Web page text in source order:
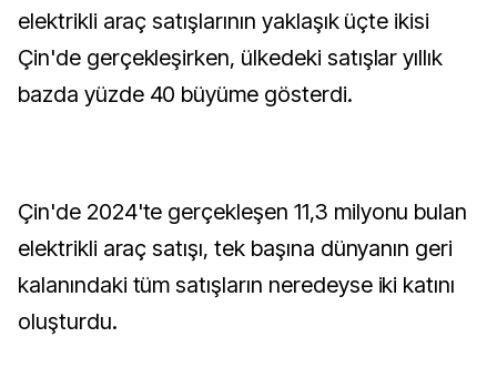
elektrikli araç satışlarının yaklaşık üçte ikisi
Çin'de gerçekleşirken, ülkedeki satışlar yıllık
bazda yüzde 40 büyüme gösterdi.
Çin'de 2024'te gerçekleşen 11,3 milyonu bulan
elektrikli araç satışı, tek başına dünyanın geri
kalanındaki tüm satışların neredeyse iki katını
oluşturdu.